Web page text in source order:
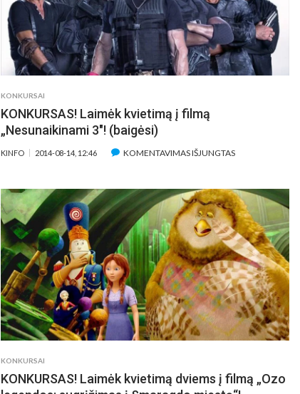
(BAIGĖSI)
KONKURSAI
KONKURSAS! Laimėk kvietimą į filmą
„Nesunaikinami 3″! (baigėsi)
KINFO 2014-08-14, 12:46 KOMENTAVIMAS IŠJUNGTASĮRAŠE
KVIETIMĄ
Į
FILMĄ
„NESUNAIKINAMI
3″!
(BAIGĖSI)
KONKURSAI
KONKURSAS! Laimėk kvietimą dviems į filmą „Ozo